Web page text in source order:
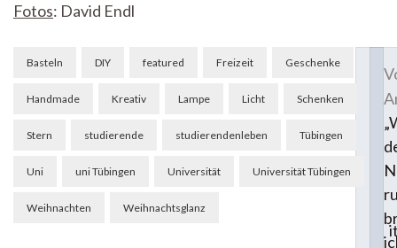
Fotos: David Endl
Basteln DIY featured Freizeit Geschenke
Handmade Kreativ Lampe Licht Schenken
Stern studierende studierendenleben Tübingen
Uni uni Tübingen Universität Universität Tübingen
Weihnachten Weihnachtsglanz
Beitragsnavigation